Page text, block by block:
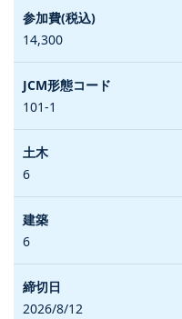
14,300
101-1
6
6
2026/8/12